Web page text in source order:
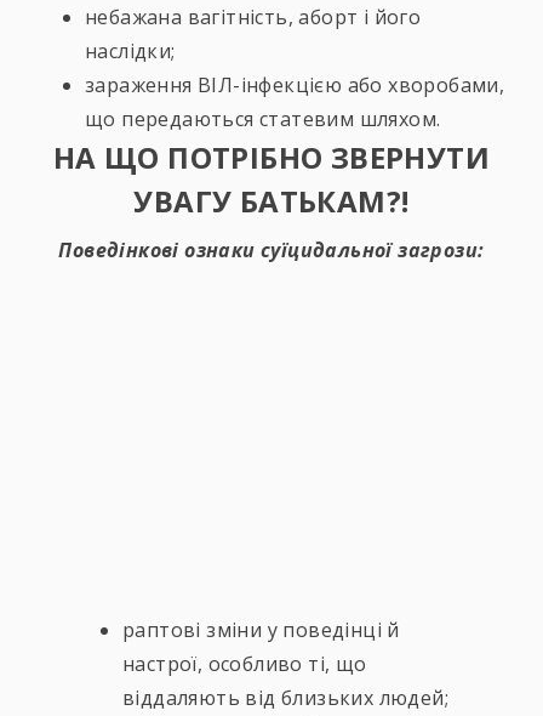
небажана вагітність, аборт і його
наслідки;
зараження ВІЛ-інфекцією або хворобами,
що передаються статевим шляхом.
НА ЩО ПОТРІБНО ЗВЕРНУТИ
УВАГУ БАТЬКАМ?!
Поведінкові ознаки суїцидальної загрози:
раптові зміни у поведінці й
настрої, особливо ті, що
віддаляють від близьких людей;